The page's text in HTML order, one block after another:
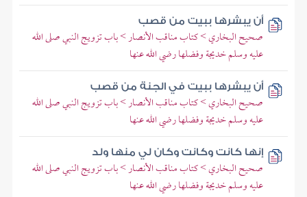
أن يبشرها ببيت من قصب
صحيح البخاري > كتاب مناقب الأنصار > باب تزويج النبي صلى الله
عليه وسلم خديجة وفضلها رضي الله عنها
أن يبشرها ببيت في الجنة من قصب
صحيح البخاري > كتاب مناقب الأنصار > باب تزويج النبي صلى الله
عليه وسلم خديجة وفضلها رضي الله عنها
إنها كانت وكانت وكان لي منها ولد
صحيح البخاري > كتاب مناقب الأنصار > باب تزويج النبي صلى الله
عليه وسلم خديجة وفضلها رضي الله عنها